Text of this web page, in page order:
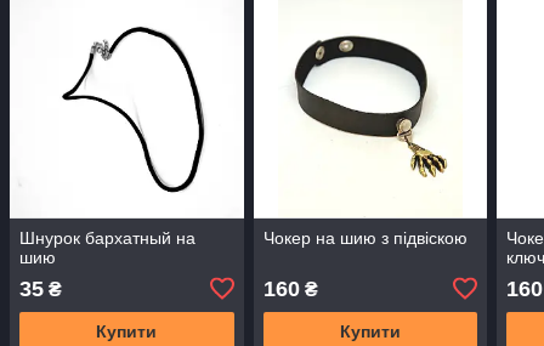
Шнурок бархатный на
шию
35 ₴
Купити
Чокер на шию з підвіскою
160₴
Купити
160